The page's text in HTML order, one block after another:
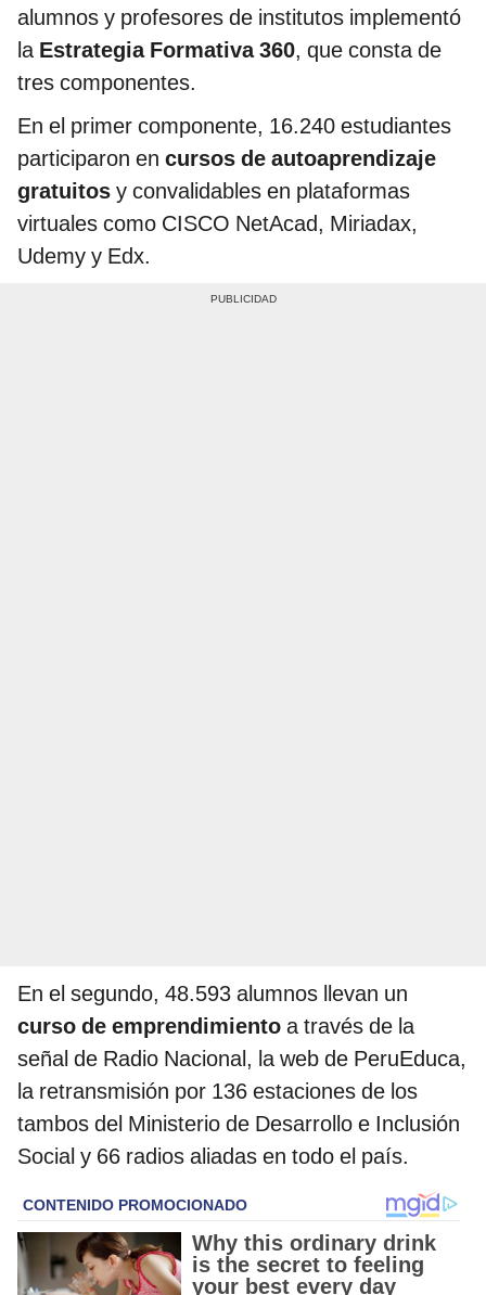
alumnos y profesores de institutos implementó
la Estrategia Formativa 360, que consta de
tres componentes.
En el primer componente, 16.240 estudiantes
participaron en cursos de autoaprendizaje
gratuitos y convalidables en plataformas
virtuales como CISCO NetAcad, Miriadax,
Udemy y Edx.
En el segundo, 48.593 alumnos llevan un
curso de emprendimiento a través de la
señal de Radio Nacional, la web de PeruEduca,
la retransmisión por 136 estaciones de los
tambos del Ministerio de Desarrollo e Inclusión
Social y 66 radios aliadas en todo el país.